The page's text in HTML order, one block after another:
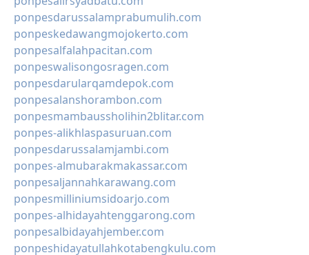
ponpesdarussalamprabumulih.com
ponpeskedawangmojokerto.com
ponpesalfalahpacitan.com
ponpeswalisongosragen.com
ponpesdarularqamdepok.com
ponpesalanshorambon.com
ponpesmambaussholihin2blitar.com
ponpes-alikhlaspasuruan.com
ponpesdarussalamjambi.com
ponpes-almubarakmakassar.com
ponpesaljannahkarawang.com
ponpesmilliniumsidoarjo.com
ponpes-alhidayahtenggarong.com
ponpesalbidayahjember.com
ponpeshidayatullahkotabengkulu.com